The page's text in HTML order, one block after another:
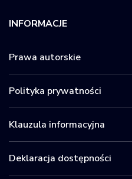
INFORMACJE
Prawa autorskie
Polityka prywatności
Klauzula informacyjna
Deklaracja dostępności